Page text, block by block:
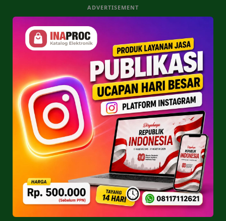
ADVERTISEMENT